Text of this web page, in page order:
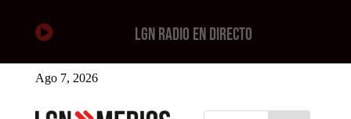
 LGN RADIO EN DIRECTO
Ago 7, 2026